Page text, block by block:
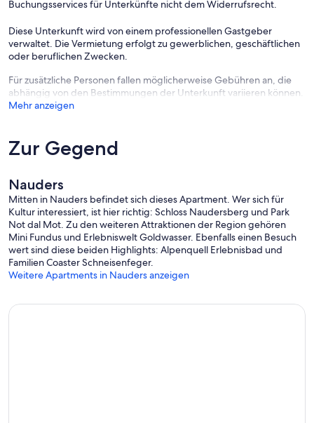
WEITERS: Winterwandern, Rodeln, Langlaufen,
Schneeschuhwandern, Eislaufplatz, Kutschenfahrten,
Sportgeschäfte & Verleih, Apres Ski, Kinder-programm in der
Umgebung! Hallenbäder / Sauna in Scuol und Samnaun!
Sommer im Dreiländereck in Martinsbruck / Nauders!
Alle Ferienwohnungen haben einen eigenen Keller! Parkplätze und
viel Platz für Kinder zum Spielen! Samnaun (Duty free), Nauders,
Scuol, Pfunds in wenigen Fahrminuten erreichbar! Grillhütte & Relax
DIE SUMMERCARD (kostenlos)
kostenlose Teilnahme am Kinderprogramm (www.nauders.com)
kostenlose geführte Wanderungen und Biketouren (inkl. Bike)
Badesee
gratis Eintritt ins Hallenbad Kaunertal
gratis Nutzung der Tennisanlage in Pfunds & Prutz
zahlreiche Ermässigungen in Museen & bei diversen Aktivitäten
Gegen einen kleinen Aufpreis erhalten Sie die summercard Gold -
noch mehr Leistungen & Spass - Details auf www.nauders.com!
WEITERS: Wandern, Bergsteigen, Biken, Bergbahnen mit
Sommerbetrieb, Reiten, Motorradtouren, Rafting, Canyoning, Es
Ortstaxen entstehen....
Buchungsservices für Unterkünfte nicht dem Widerrufsrecht.
Diese Unterkunft wird von einem professionellen Gastgeber
verwaltet. Die Vermietung erfolgt zu gewerblichen, geschäftlichen
oder beruflichen Zwecken.
Für zusätzliche Personen fallen möglicherweise Gebühren an, die
abhängig von den Bestimmungen der Unterkunft variieren können.
Mehr anzeigen
Zur Gegend
Nauders
Mitten in Nauders befindet sich dieses Apartment. Wer sich für
Kultur interessiert, ist hier richtig: Schloss Naudersberg und Park
Not dal Mot. Zu den weiteren Attraktionen der Region gehören
Mini Fundus und Erlebniswelt Goldwasser. Ebenfalls einen Besuch
wert sind diese beiden Highlights: Alpenquell Erlebnisbad und
Familien Coaster Schneisenfeger.
Weitere Apartments in Nauders anzeigen